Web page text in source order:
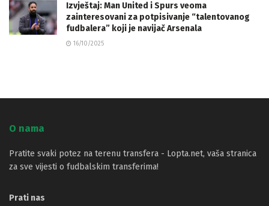
Izvještaj: Man United i Spurs veoma
zainteresovani za potpisivanje “talentovanog
fudbalera” koji je navijač Arsenala
16/10/2025
O nama
Pratite svaki potez na terenu transfera - Lopta.net, vaša stranica
za sve vijesti o fudbalskim transferima!
Prati nas